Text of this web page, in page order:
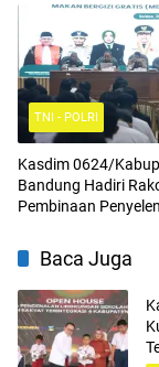
TNI - POLRI
Kasdim 0624/
Bandung Hadiri
Pembinaan
Baca Juga